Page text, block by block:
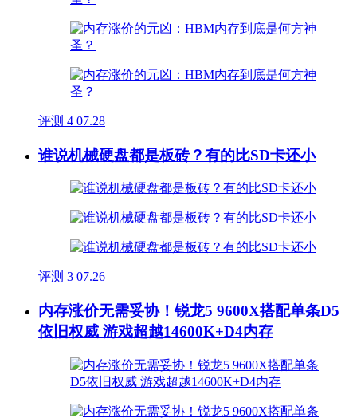
评测 4 07.28
谁说机械硬盘都是板砖？有的比SD卡还小
评测 3 07.26
内存涨价无需妥协！锐龙5 9600X搭配单条D5
依旧权威 游戏超越14600K+D4内存